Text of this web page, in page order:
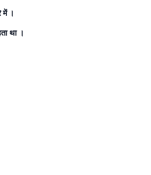
में ।
था ।